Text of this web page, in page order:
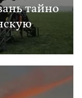
тайно